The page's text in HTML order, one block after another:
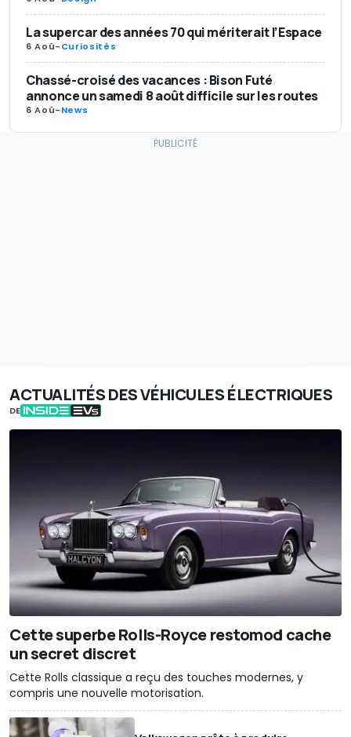
La supercar des années 70 qui mériterait l’Espace
6 Aoû-Curiosités
Chassé-croisé des vacances : Bison Futé
annonce un samedi 8 août difficile sur les routes
6 Aoû-News
ACTUALITÉS DES VÉHICULES ÉLECTRIQUES
DE
Cette superbe Rolls-Royce restomod cache
un secret discret
Cette Rolls classique a reçu des touches modernes, y
compris une nouvelle motorisation.